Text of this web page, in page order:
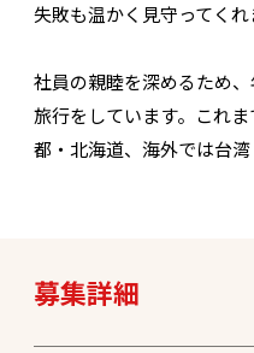
失敗も温かく見守ってくれ
社員の親睦を深めるため
旅行をしています。これ
都・北海道、海外では台
募集詳細